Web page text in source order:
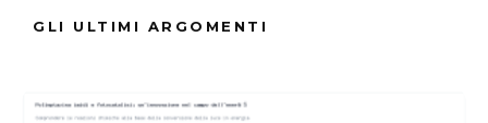
ARGOMENTI : Allevato
GLI ULTIMI ARGOMENTI